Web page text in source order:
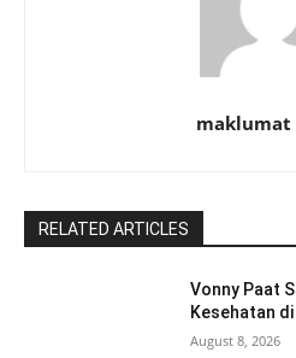
maklumat
RELATED ARTICLES
Vonny Paat
Kesehatan di
August 8, 2026